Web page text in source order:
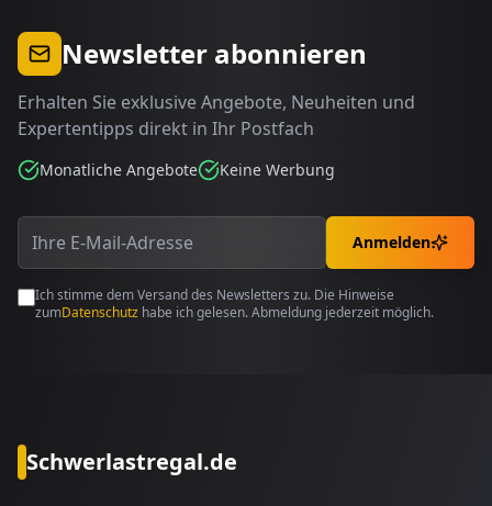
Newsletter abonnieren
Erhalten Sie exklusive Angebote, Neuheiten und
Expertentipps direkt in Ihr Postfach
Monatliche Angebote Keine Werbung
Anmelden
Ich stimme dem Versand des Newsletters zu. Die Hinweise
zumDatenschutz habe ich gelesen. Abmeldung jederzeit möglich.
Schwerlastregal.de